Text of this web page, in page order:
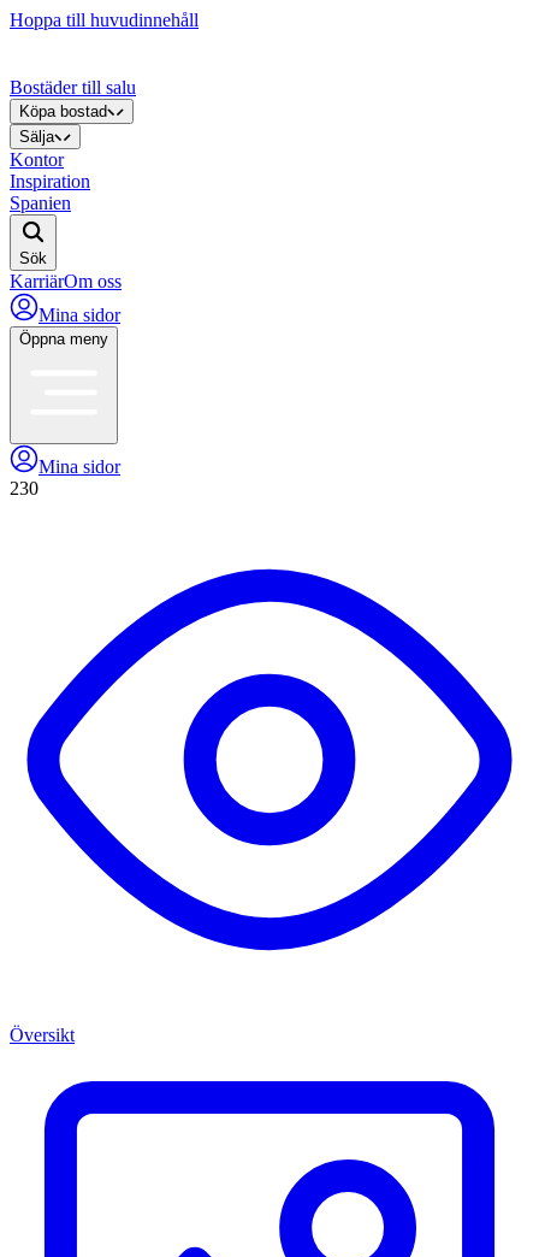
Hoppa till huvudinnehåll
Bostäder till salu
Köpa bostad
Sälja
Kontor
Inspiration
Spanien
Sök
KarriärOm oss
Mina sidor
Öppna meny
Mina sidor
230
Översikt